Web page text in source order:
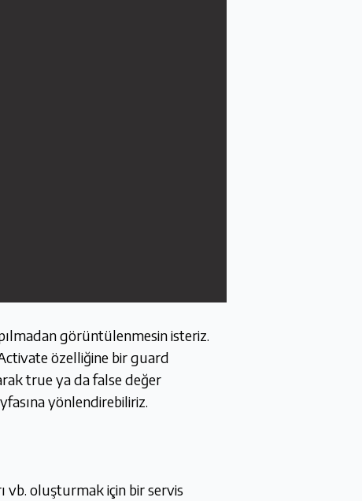
görüntülenmesin isteriz.
özelliğine bir guard
true ya da false değer
yönlendirebiliriz.
vb. oluşturmak için bir servis